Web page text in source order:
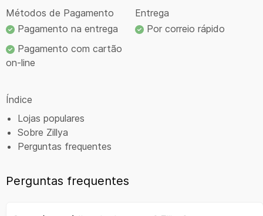
Métodos de Pagamento
Pagamento na entrega
Pagamento com cartão
on-line
Entrega
Por correio rápido
Índice
Lojas populares
Sobre Zillya
Perguntas frequentes
Perguntas frequentes